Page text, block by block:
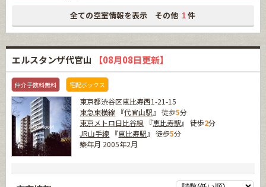
全ての空室情報を表示 その他 1 件
エルスタンザ代官山 【08月08日更新】
仲介手数料無料 宅配ボックス
東京都渋谷区恵比寿西1-21-15
東急東横線 『代官山駅』 徒歩5分
東京メトロ日比谷線 『恵比寿駅』 徒歩2分
JR山手線 『恵比寿駅』 徒歩5分
築年月 2005年2月